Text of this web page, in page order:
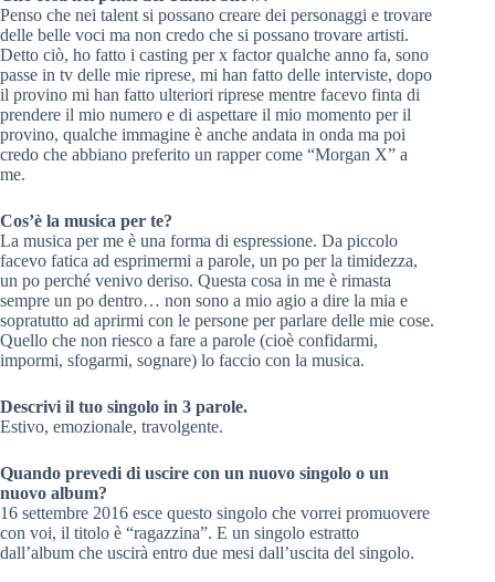
Penso che nei talent si possano creare dei personaggi e trovare
delle belle voci ma non credo che si possano trovare artisti.
Detto ciò, ho fatto i casting per x factor qualche anno fa, sono
passe in tv delle mie riprese, mi han fatto delle interviste, dopo
il provino mi han fatto ulteriori riprese mentre facevo finta di
prendere il mio numero e di aspettare il mio momento per il
provino, qualche immagine è anche andata in onda ma poi
credo che abbiano preferito un rapper come “Morgan X” a
me.
Cos’è la musica per te?
La musica per me è una forma di espressione. Da piccolo
facevo fatica ad esprimermi a parole, un po per la timidezza,
un po perché venivo deriso. Questa cosa in me è rimasta
sempre un po dentro… non sono a mio agio a dire la mia e
sopratutto ad aprirmi con le persone per parlare delle mie cose.
Quello che non riesco a fare a parole (cioè confidarmi,
impormi, sfogarmi, sognare) lo faccio con la musica.
Descrivi il tuo singolo in 3 parole.
Estivo, emozionale, travolgente.
Quando prevedi di uscire con un nuovo singolo o un
nuovo album?
16 settembre 2016 esce questo singolo che vorrei promuovere
con voi, il titolo è “ragazzina”. E un singolo estratto
dall’album che uscirà entro due mesi dall’uscita del singolo.